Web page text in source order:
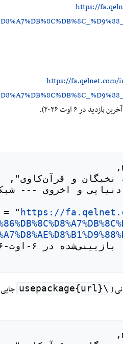
https://
https://fa.qelnet.com/
بازدید در ۶ اوت ۲۰۲۶).
https://
(
\usepackage{url}